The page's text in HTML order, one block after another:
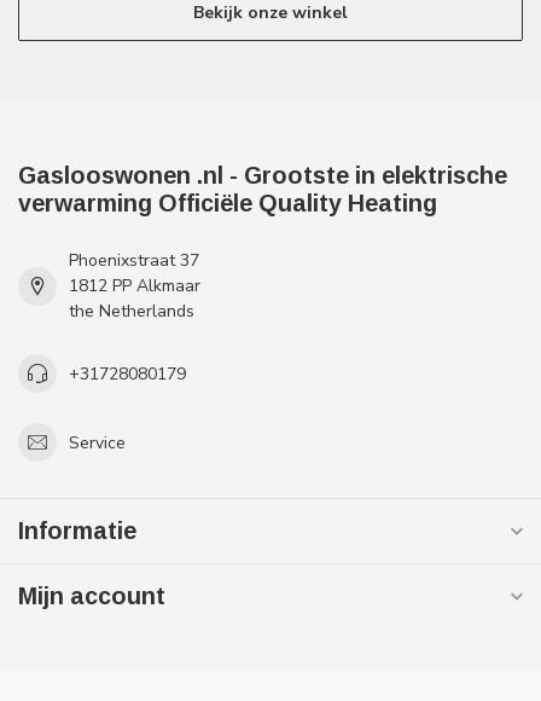
Bekijk onze winkel
Gaslooswonen .nl - Grootste in elektrische
verwarming Officiële Quality Heating
Phoenixstraat 37
1812 PP Alkmaar
the Netherlands
+31728080179
Service
Informatie
Mijn account